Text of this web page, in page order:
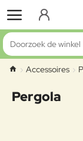
Doorzoek
de
winkel Accessoires
Pergola